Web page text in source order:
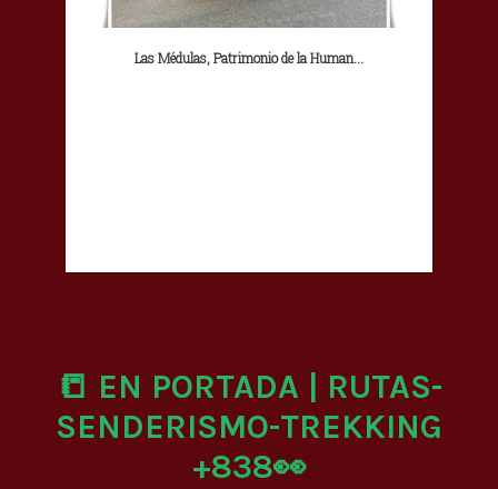
Las Médulas, Patrimonio de la Human...
📒 EN PORTADA | RUTAS-
SENDERISMO-TREKKING
+838👀